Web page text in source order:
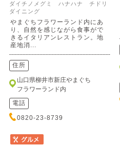
ダイチノメグミ ハナハナ チドリ
ダイニング
やまぐちフラワーランド内にあ
り、自然を感じながら食事がで
きるイタリアンレストラン。地
産地消...
住所
山口県柳井市新庄やまぐち
フラワーランド内
電話
0820-23-8739